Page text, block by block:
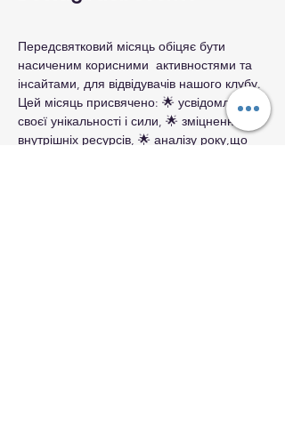
Передсвятковий місяць обіцяє бути
насиченим корисними  активностями та
інсайтами, для відвідувачів нашого клубу.
Цей місяць присвячено: 🌟 усвідомленню
своєї унікальності і сили, 🌟 зміцненню
внутрішніх ресурсів, 🌟 аналізу року,що